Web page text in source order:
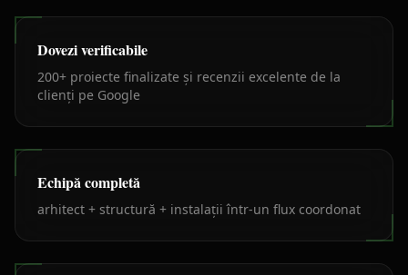
Dovezi verificabile
200+ proiecte finalizate și recenzii excelente de la
clienți pe Google
Echipă completă
arhitect + structură + instalații într-un flux coordonat